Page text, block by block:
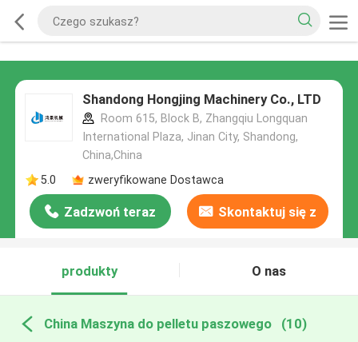
Shandong Hongjing Machinery Co., LTD
Room 615, Block B, Zhangqiu Longquan
International Plaza, Jinan City, Shandong,
China,China
5.0
zweryfikowane Dostawca
Zadzwoń teraz Skontaktuj się z
produkty
O nas
China Maszyna do pelletu paszowego (10)